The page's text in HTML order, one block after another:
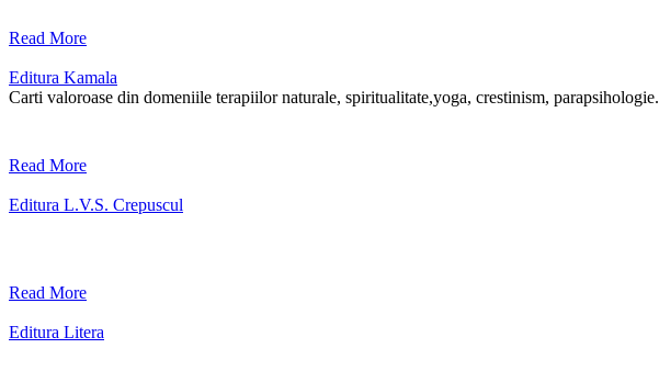
Read More
Editura Kamala
Carti valoroase din domeniile terapiilor naturale, spiritualitate,yoga, crestinism, parapsihologie.
Read More
Editura L.V.S. Crepuscul
Read More
Editura Litera